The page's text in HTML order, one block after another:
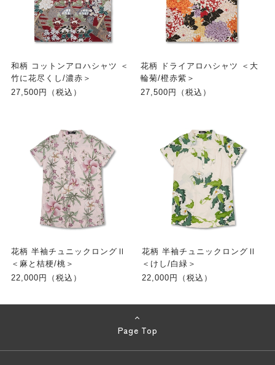
和柄 コットンアロハシャツ ＜
竹に花尽くし/濃赤＞
27,500円（税込）
花柄 ドライアロハシャツ ＜大
輪菊/橙赤紫＞
27,500円（税込）
花柄 半袖チュニックロングⅡ
＜麻と桔梗/桃＞
22,000円（税込）
花柄 半袖チュニックロングⅡ
＜けし/白緑＞
22,000円（税込）
Page Top